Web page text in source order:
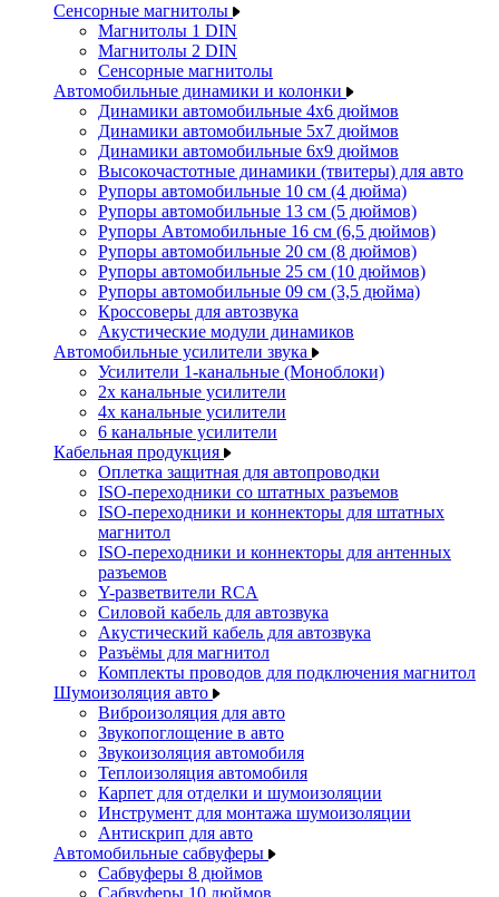
Сенсорные магнитолы
Магнитолы 1 DIN
Магнитолы 2 DIN
Сенсорные магнитолы
Автомобильные динамики и колонки
Динамики автомобильные 4x6 дюймов
Динамики автомобильные 5x7 дюймов
Динамики автомобильные 6x9 дюймов
Высокочастотные динамики (твитеры) для авто
Рупоры автомобильные 10 см (4 дюйма)
Рупоры автомобильные 13 см (5 дюймов)
Рупоры Автомобильные 16 см (6,5 дюймов)
Рупоры автомобильные 20 см (8 дюймов)
Рупоры автомобильные 25 см (10 дюймов)
Рупоры автомобильные 09 см (3,5 дюйма)
Кроссоверы для автозвука
Акустические модули динамиков
Автомобильные усилители звука
Усилители 1-канальные (Моноблоки)
2х канальные усилители
4х канальные усилители
6 канальные усилители
Кабельная продукция
Оплетка защитная для автопроводки
ISO-переходники со штатных разъемов
ISO-переходники и коннекторы для штатных
магнитол
ISO-переходники и коннекторы для антенных
разъемов
Y-разветвители RCA
Силовой кабель для автозвука
Акустический кабель для автозвука
Разъёмы для магнитол
Комплекты проводов для подключения магнитол
Шумоизоляция авто
Виброизоляция для авто
Звукопоглощение в авто
Звукоизоляция автомобиля
Теплоизоляция автомобиля
Карпет для отделки и шумоизоляции
Инструмент для монтажа шумоизоляции
Антискрип для авто
Автомобильные сабвуферы
Сабвуферы 8 дюймов
Сабвуферы 10 дюймов